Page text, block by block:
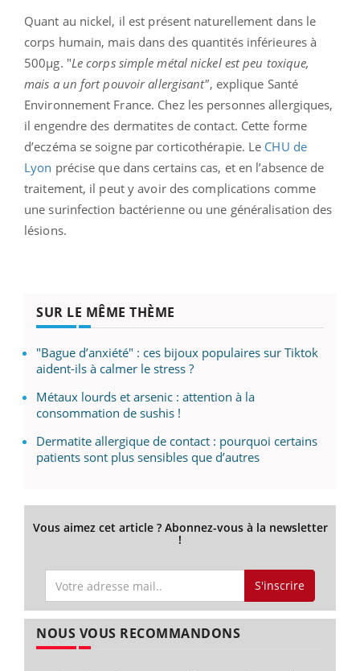
Quant au nickel, il est présent naturellement dans le
corps humain, mais dans des quantités inférieures à
500µg. "Le corps simple métal nickel est peu toxique,
mais a un fort pouvoir allergisant", explique Santé
Environnement France. Chez les personnes allergiques,
il engendre des dermatites de contact. Cette forme
d’eczéma se soigne par corticothérapie. Le CHU de
Lyon précise que dans certains cas, et en l’absence de
traitement, il peut y avoir des complications comme
une surinfection bactérienne ou une généralisation des
lésions.
SUR LE MÊME THÈME
"Bague d’anxiété" : ces bijoux populaires sur Tiktok
aident-ils à calmer le stress ?
Métaux lourds et arsenic : attention à la
consommation de sushis !
Dermatite allergique de contact : pourquoi certains
patients sont plus sensibles que d’autres
Vous aimez cet article ? Abonnez-vous à la newsletter
!
S'inscrire
NOUS VOUS RECOMMANDONS